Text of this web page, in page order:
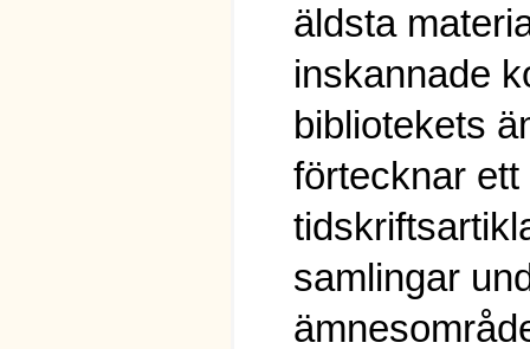
äldsta
inskannade
bibliotekets
förtecknar
samlingar